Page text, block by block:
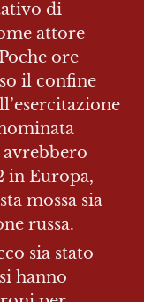
di
attore
ore
il confine
avrebbero
in Europa,
mossa sia
russa.
sia stato
hanno